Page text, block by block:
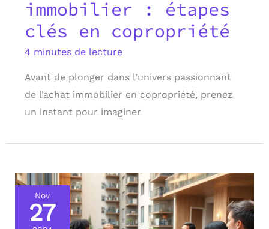
immobilier : étapes
clés en copropriété
4 minutes de lecture
Avant de plonger dans l’univers passionnant
de l’achat immobilier en copropriété, prenez
un instant pour imaginer
Nov
27